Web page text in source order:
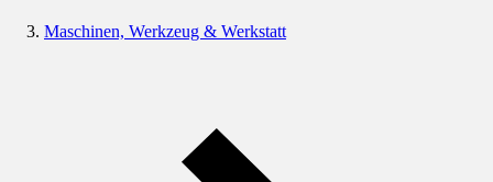
Maschinen, Werkzeug & Werkstatt